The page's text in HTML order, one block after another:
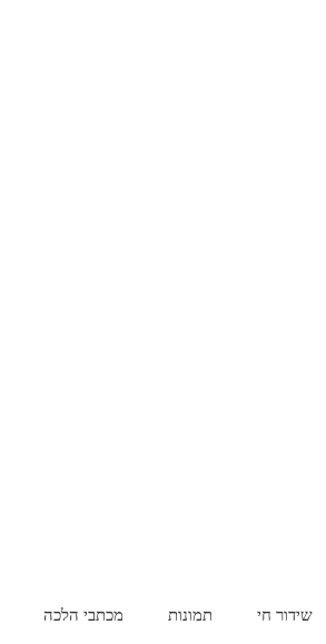
שידור חי תמונות מכתבי הלכה